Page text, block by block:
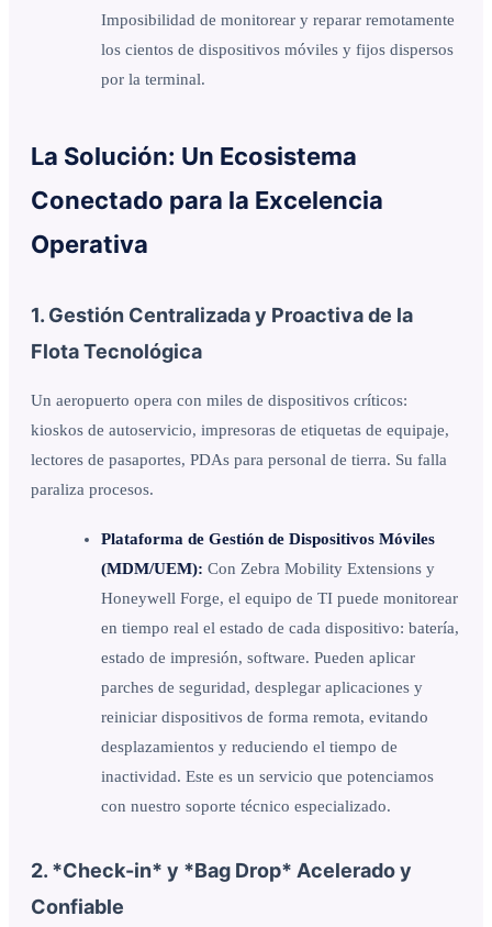
Imposibilidad de monitorear y reparar remotamente
los cientos de dispositivos móviles y fijos dispersos
por la terminal.
La Solución: Un Ecosistema
Conectado para la Excelencia
Operativa
1. Gestión Centralizada y Proactiva de la
Flota Tecnológica
Un aeropuerto opera con miles de dispositivos críticos:
kioskos de autoservicio, impresoras de etiquetas de equipaje,
lectores de pasaportes, PDAs para personal de tierra. Su falla
paraliza procesos.
Plataforma de Gestión de Dispositivos Móviles
(MDM/UEM): Con Zebra Mobility Extensions y
Honeywell Forge, el equipo de TI puede monitorear
en tiempo real el estado de cada dispositivo: batería,
estado de impresión, software. Pueden aplicar
parches de seguridad, desplegar aplicaciones y
reiniciar dispositivos de forma remota, evitando
desplazamientos y reduciendo el tiempo de
inactividad. Este es un servicio que potenciamos
con nuestro soporte técnico especializado.
2. *Check-in* y *Bag Drop* Acelerado y
Confiable